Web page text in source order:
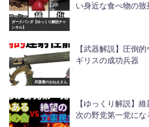
ダークパンダ【ゆっくり解説チャ
ンネル】
い身近な食べ物の致
武器屋のおねえさん
【武器解説】圧倒
ギリスの成功兵器
【ゆっくり解説】
次の野党第一党にな